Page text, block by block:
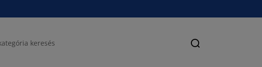
Keresés